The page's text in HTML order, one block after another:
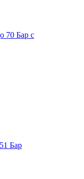
70 Бар с
Бар